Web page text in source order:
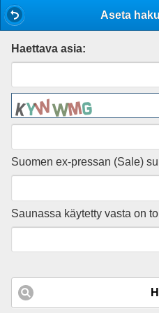
Aseta
Haettava asia:
Suomen ex-pressan (Sale)
Saunassa käytetty vasta on